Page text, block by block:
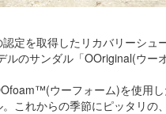
定を取得したリカバリーシュ
ルのサンダル「OOriginal(ウ
ウーフォーム)を使用
これからの季節にピッタリの